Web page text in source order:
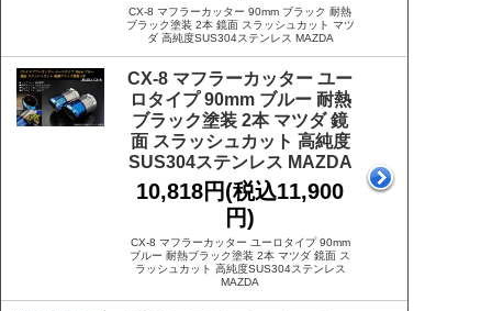
CX-8 マフラーカッター 90mm ブラック 耐熱
ブラック塗装 2本 鏡面 スラッシュカット マツ
ダ 高純度SUS304ステンレス MAZDA
CX-8 マフラーカッター ユー
ロタイプ 90mm ブルー 耐熱
ブラック塗装 2本 マツダ 鏡
面 スラッシュカット 高純度
SUS304ステンレス MAZDA
10,818円(税込11,900
円)
CX-8 マフラーカッター ユーロタイプ 90mm
ブルー 耐熱ブラック塗装 2本 マツダ 鏡面 ス
ラッシュカット 高純度SUS304ステンレス
MAZDA